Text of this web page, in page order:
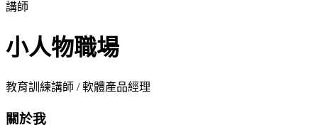
講師
小人物職場
教育訓練講師 / 軟體產品經理
關於我